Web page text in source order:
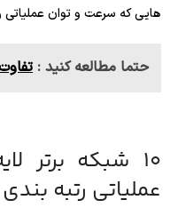
هایی که سرعت و توان عملیاتی
حتما مطالعه کنید :
عملیاتی رتبه